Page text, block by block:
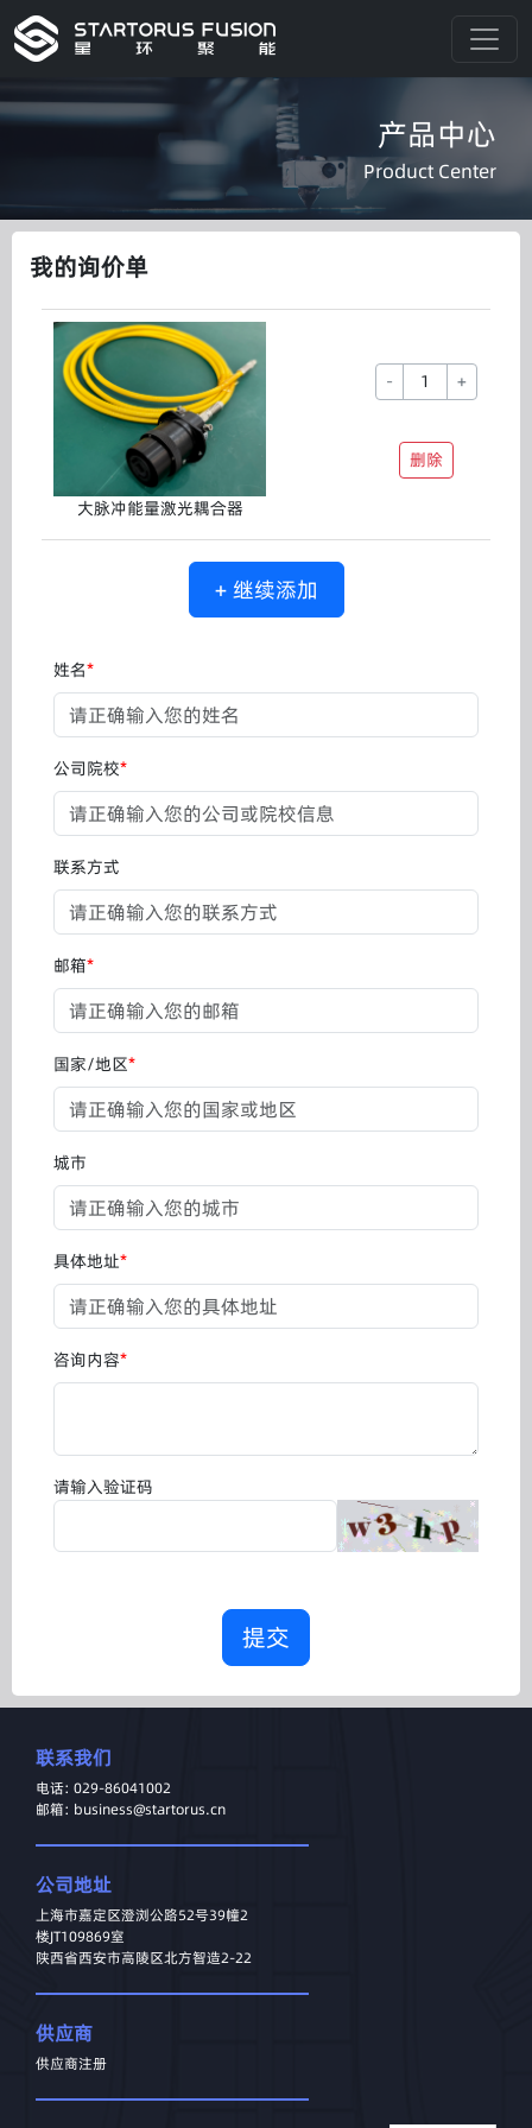
产品中心
Product Center
我的询价单
大脉冲能量激光耦合器
- +
删除
+ 继续添加
姓名*
公司院校*
联系方式
邮箱*
国家/地区*
城市
具体地址*
咨询内容*
请输入验证码
提交
联系我们
电话: 029-86041002
邮箱: business@startorus.cn
公司地址
上海市嘉定区澄浏公路52号39幢2
楼JT109869室
陕西省西安市高陵区北方智造2-22
供应商
供应商注册